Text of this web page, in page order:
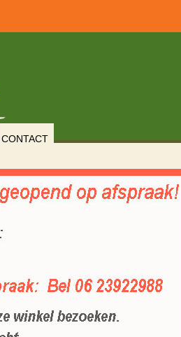
CONTACT